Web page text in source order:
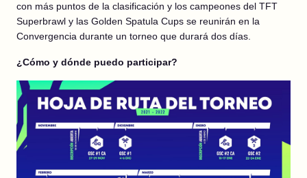
con más puntos de la clasificación y los campeones del TFT
Superbrawl y las Golden Spatula Cups se reunirán en la
Convergencia durante un torneo que durará dos días.
¿Cómo y dónde puedo participar?